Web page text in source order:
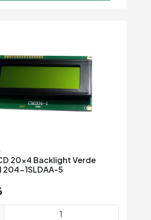
20×4 Backlight Verde
204-1SLDAA-5